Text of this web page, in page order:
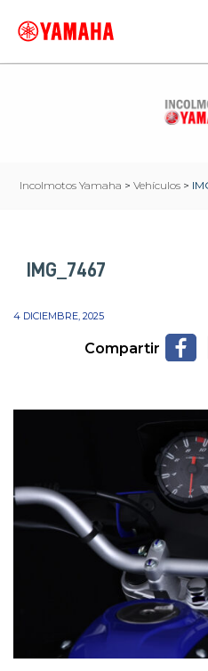
Incolmotos Yamaha > Vehículos >
IMG_7467
4 DICIEMBRE, 2025
Compartir